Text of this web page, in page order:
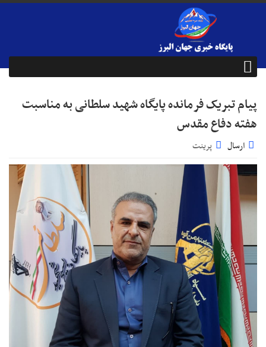
پیام تبریک فرمانده پایگاه شهید سلطانی به مناسبت
هفته دفاع مقدس
ارسال پرینت